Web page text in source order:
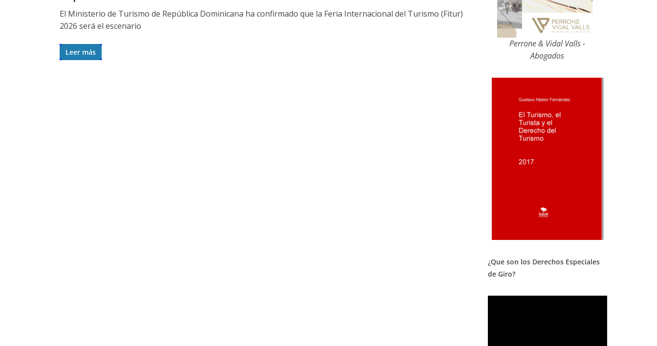
El Ministerio de Turismo de República Dominicana ha confirmado que la Feria Internacional del Turismo (Fitur)
2026 será el escenario
Leer más
Perrone & Vidal Valls -
Abogados
¿Que son los Derechos Especiales
de Giro?